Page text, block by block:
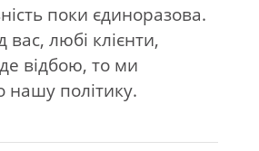
поки єдиноразова.
любі клієнти,
відбою, то ми
нашу політику.